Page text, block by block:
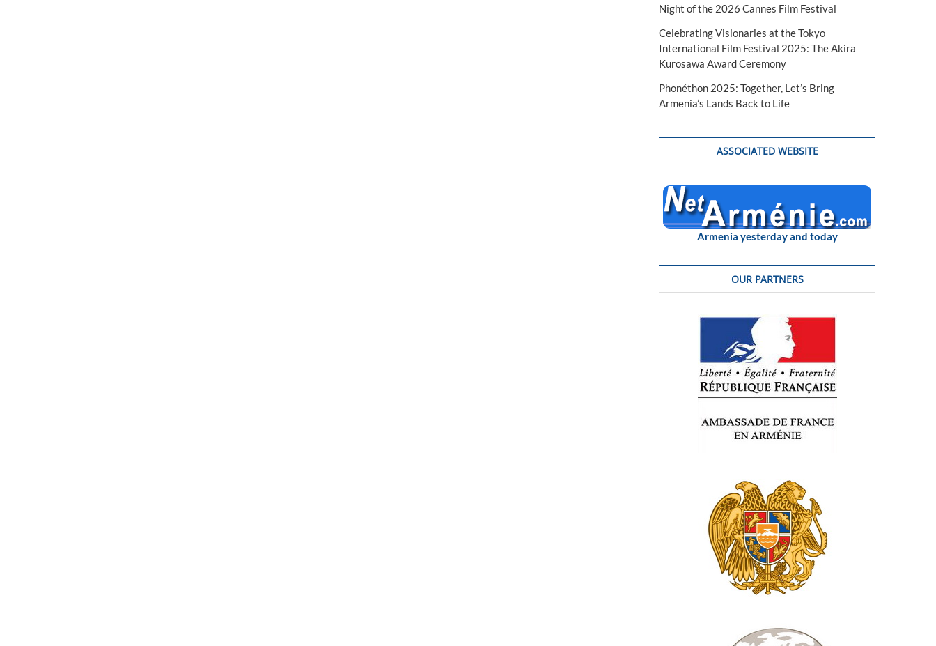
Night of the 2026 Cannes Film Festival
Celebrating Visionaries at the Tokyo
International Film Festival 2025: The Akira
Kurosawa Award Ceremony
Phonéthon 2025: Together, Let’s Bring
Armenia’s Lands Back to Life
ASSOCIATED WEBSITE
Armenia yesterday and today
OUR PARTNERS